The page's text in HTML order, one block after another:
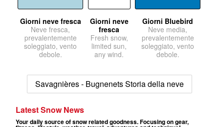
Giorni neve fresca
Neve fresca,
prevalentemente
soleggiato, vento
debole.
Giorni neve
fresca
Fresh snow,
limited sun,
any wind.
Giorni Bluebird
Neve media,
prevalentemente
soleggiato, vento
debole.
Savagnières - Bugnenets Storia della neve